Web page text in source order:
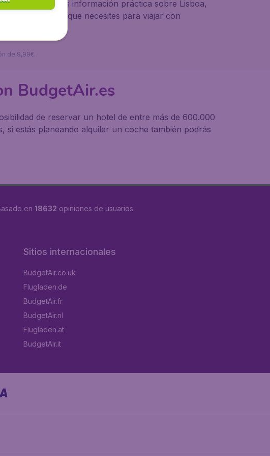
encontrarás información práctica sobre Lisboa,
en todo lo que necesites para viajar con
de 9,99€.
BudgetAir.es
de reservar un hotel de entre más de 600.000
si estás planeando alquiler un coche también podrás
en 18632 opiniones de usuarios
Sitios internacionales
BudgetAir.co.uk
Flugladen.de
BudgetAir.fr
BudgetAir.nl
Flugladen.at
BudgetAir.it